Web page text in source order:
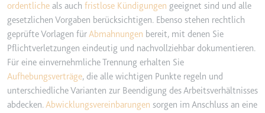
ordentliche als auch fristlose Kündigungen geeignet sind und alle
gesetzlichen Vorgaben berücksichtigen. Ebenso stehen rechtlich
geprüfte Vorlagen fürAbmahnungen bereit, mit denen Sie
Pflichtverletzungen eindeutig und nachvollziehbar dokumentieren.
Für eine einvernehmliche Trennung erhalten Sie
Aufhebungsverträge, die alle wichtigen Punkte regeln und
unterschiedliche Varianten zur Beendigung des Arbeitsverhältnisses
abdecken.Abwicklungsvereinbarungen sorgen im Anschluss an eine